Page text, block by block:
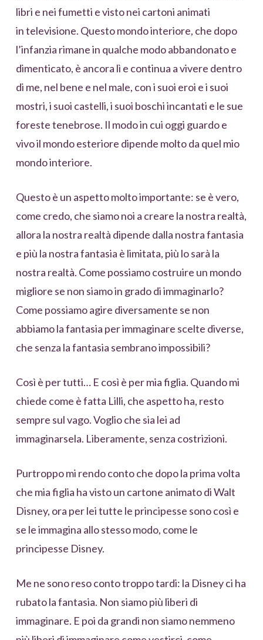
libri e nei fumetti e visto nei cartoni animati
in televisione. Questo mondo interiore, che dopo
l’infanzia rimane in qualche modo abbandonato e
dimenticato, è ancora lì e continua a vivere dentro
di me, nel bene e nel male, con i suoi eroi e i suoi
mostri, i suoi castelli, i suoi boschi incantati e le sue
foreste tenebrose. Il modo in cui oggi guardo e
vivo il mondo esteriore dipende molto da quel mio
mondo interiore.
Questo è un aspetto molto importante: se è vero,
come credo, che siamo noi a creare la nostra realtà,
allora la nostra realtà dipende dalla nostra fantasia
e più la nostra fantasia è limitata, più lo sarà la
nostra realtà. Come possiamo costruire un mondo
migliore se non siamo in grado di immaginarlo?
Come possiamo agire diversamente se non
abbiamo la fantasia per immaginare scelte diverse,
che senza la fantasia sembrano impossibili?
Così è per tutti… E così è per mia figlia. Quando mi
chiede come è fatta Lilli, che aspetto ha, resto
sempre sul vago. Voglio che sia lei ad
immaginarsela. Liberamente, senza costrizioni.
Purtroppo mi rendo conto che dopo la prima volta
che mia figlia ha visto un cartone animato di Walt
Disney, ora per lei tutte le principesse sono così e
se le immagina allo stesso modo, come le
principesse Disney.
Me ne sono reso conto troppo tardi: la Disney ci ha
rubato la fantasia. Non siamo più liberi di
immaginare. E poi da grandi non siamo nemmeno